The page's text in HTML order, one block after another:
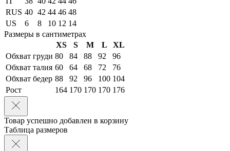
RUS 40 42 44 46 48
US
6 8 10 12 14
Размеры в сантиметрах
XS
S M L
XL
Обхват груди 80 84 88 92
96
Обхват талия 60 64 68 72
76
Обхват бедер 88 92 96 100 104
Рост
164 170 170 170 176
Товар успешно добавлен в корзину
Таблица размеров